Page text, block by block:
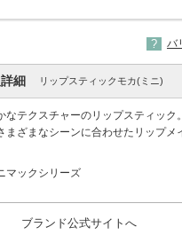
バ
細 リップスティックモカ(ミニ)
なテクスチャーのリップスティック
まざまなシーンに合わせたリップメ
ックシリーズ
ブランド公式サイトへ